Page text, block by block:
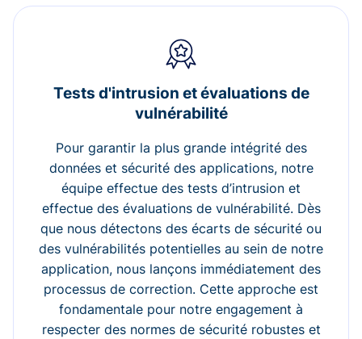
Tests d'intrusion et évaluations de
vulnérabilité
Pour garantir la plus grande intégrité des
données et sécurité des applications, notre
équipe effectue des tests d’intrusion et
effectue des évaluations de vulnérabilité. Dès
que nous détectons des écarts de sécurité ou
des vulnérabilités potentielles au sein de notre
application, nous lançons immédiatement des
processus de correction. Cette approche est
fondamentale pour notre engagement à
respecter des normes de sécurité robustes et